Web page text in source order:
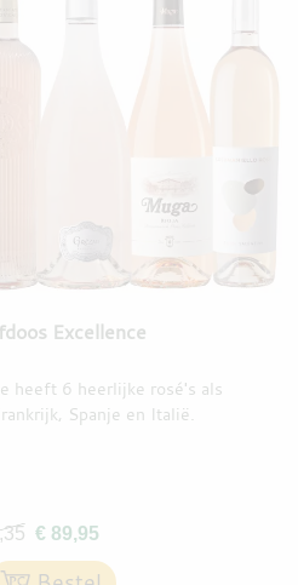
Excellence
heeft 6 heerlijke rosé's als
Spanje en Italië.
€ 89,95